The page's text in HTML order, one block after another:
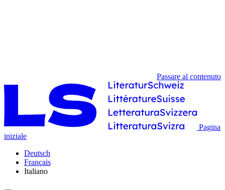
Passare al contenuto
Pagina
iniziale
Deutsch
Français
Italiano